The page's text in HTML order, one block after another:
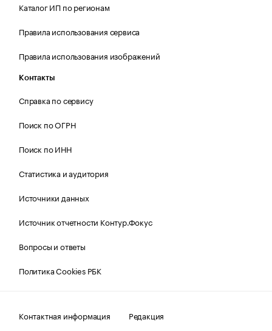
Каталог ИП по регионам
Правила использования сервиса
Правила использования изображений
Контакты
Справка по сервису
Поиск по ОГРН
Поиск по ИНН
Статистика и аудитория
Источники данных
Источник отчетности Контур.Фокус
Вопросы и ответы
Политика Cookies РБК
Контактная информация Редакция